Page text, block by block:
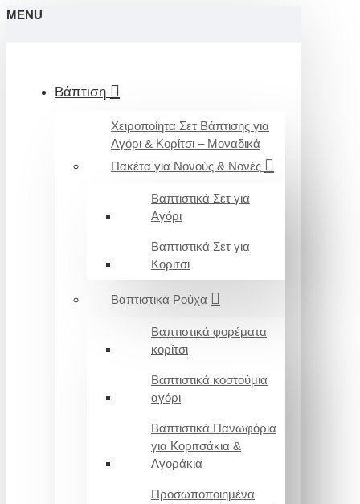
MENU
Βάπτιση
Χειροποίητα Σετ Βάπτισης για
Αγόρι & Κορίτσι – Μοναδικά
Πακέτα για Νονούς & Νονές
Βαπτιστικά Σετ για
Αγόρι
Βαπτιστικά Σετ για
Κορίτσι
Βαπτιστικά Ρούχα
Βαπτιστικά φορέματα
κορίτσι
Βαπτιστικά κοστούμια
αγόρι
Βαπτιστικά Πανωφόρια
για Κοριτσάκια &
Αγοράκια
Προσωποποιημένα